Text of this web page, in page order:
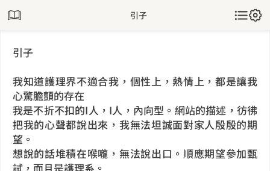
引子
引子
我知道護理界不適合我，個性上，熱情上，都是讓我
心驚膽顫的存在
我是不折不扣的I人，I人，內向型。網站的描述，彷彿
把我的心聲都說出來，我無法坦誠面對家人殷殷的期
望。
想說的話堆積在喉嚨，無法說出口。順應期望參加甄
試，而且是護理系。